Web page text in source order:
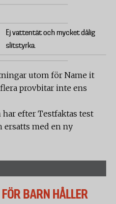
Ej vattentät och mycket dålig
slitstyrka.
utom för Name it
provbitar inte ens
efter Testfaktas test
med en ny
BARN HÅLLER